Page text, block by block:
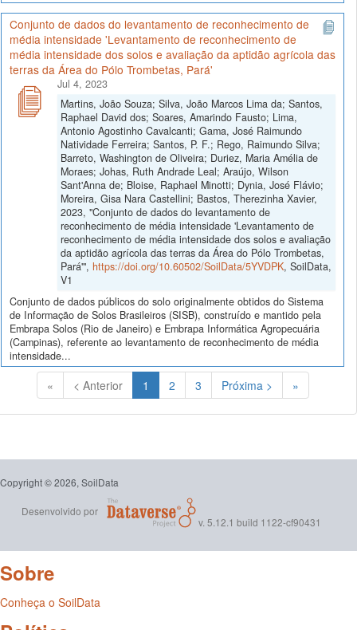
Conjunto de dados do levantamento de reconhecimento de
média intensidade 'Levantamento de reconhecimento de
média intensidade dos solos e avaliação da aptidão agrícola das
terras da Área do Pólo Trombetas, Pará'
Jul 4, 2023
Martins, João Souza; Silva, João Marcos Lima da; Santos,
Raphael David dos; Soares, Amarindo Fausto; Lima,
Antonio Agostinho Cavalcanti; Gama, José Raimundo
Natividade Ferreira; Santos, P. F.; Rego, Raimundo Silva;
Barreto, Washington de Oliveira; Duriez, Maria Amélia de
Moraes; Johas, Ruth Andrade Leal; Araújo, Wilson
Sant'Anna de; Bloise, Raphael Minotti; Dynia, José Flávio;
Moreira, Gisa Nara Castellini; Bastos, Therezinha Xavier,
2023, "Conjunto de dados do levantamento de
reconhecimento de média intensidade 'Levantamento de
reconhecimento de média intensidade dos solos e avaliação
da aptidão agrícola das terras da Área do Pólo Trombetas,
Pará'", https://doi.org/10.60502/SoilData/5YVDPK, SoilData,
V1
Conjunto de dados públicos do solo originalmente obtidos do Sistema
de Informação de Solos Brasileiros (SISB), construído e mantido pela
Embrapa Solos (Rio de Janeiro) e Embrapa Informática Agropecuária
(Campinas), referente ao levantamento de reconhecimento de média
intensidade...
« < Anterior 1 (Atual)
2 3 Próxima > »
Copyright © 2026, SoilData
Desenvolvido por
v. 5.12.1 build 1122-cf90431
Sobre
Conheça o SoilData